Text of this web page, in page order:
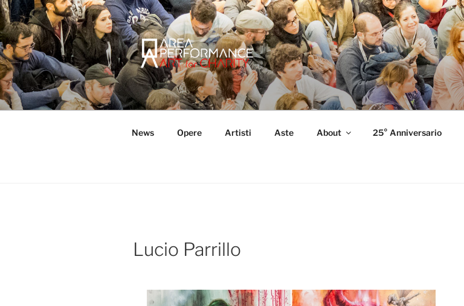
Salta
al
contenuto
AREA PERFORMANCE
Sito ufficiale della Onlus Area Performance.
News Opere Artisti Aste About 25° Anniversario
Lucio Parrillo